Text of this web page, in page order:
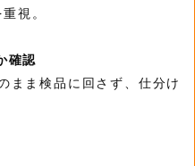
視。
確認
まま検品に回さず、仕分け